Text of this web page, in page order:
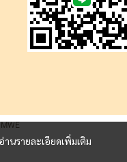
นรายละเอียดเพิ่มเติม